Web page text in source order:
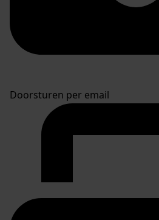
Doorsturen per email